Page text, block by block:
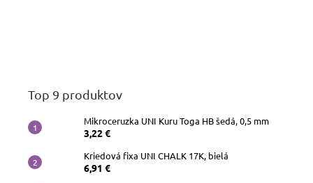
Top 9 produktov
Mikroceruzka UNI Kuru Toga HB šedá, 0,5 mm
3,22 €
Kriedová fixa UNI CHALK 17K, bielá
6,91 €